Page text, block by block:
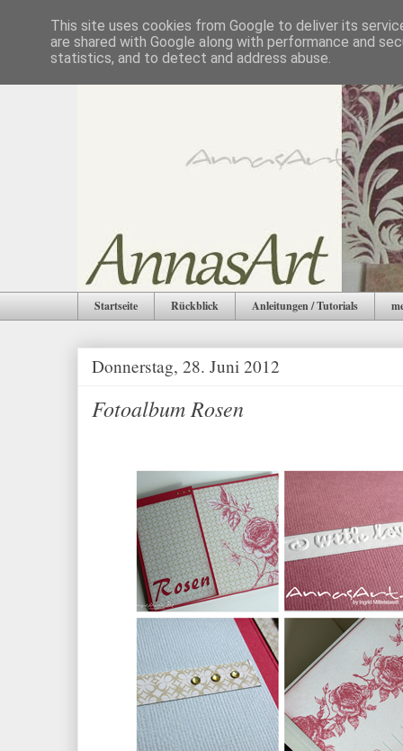
Startseite Rückblick Anleitungen / Tutorials
Donnerstag, 28. Juni 2012
Fotoalbum Rosen
This site uses cookies from Google to deliver its
are shared with Google along with performance and
statistics, and to detect and address abuse.